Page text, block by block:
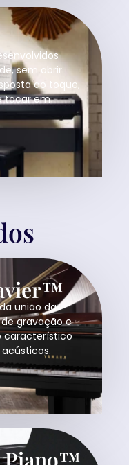
sem abrir
ao toque,
tocar em
união da
gravação e
característico
Piano™